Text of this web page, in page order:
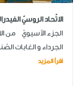
الاتّحاد الروسيّ
الجزء الآسيويّ من
الجرداء و الغابات
اقرأ المزيد